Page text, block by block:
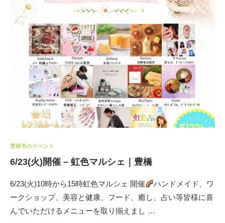
豊橋市のイベント
6/23(火)開催 – 虹色マルシェ｜豊橋
6/23(火)10時から15時虹色マルシェ 開催
ハンドメイド、ワ
ークショップ、美容と健康、フード、癒し、占い等皆様に喜
んでいただけるメニューを取り揃えまし …